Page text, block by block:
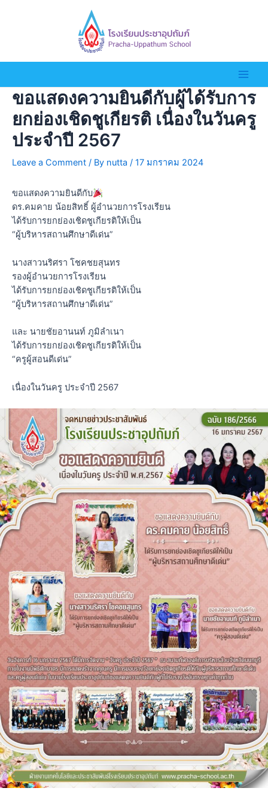
ขอแสดงความยินดีกับผู้ได้รับการ
ยกย่องเชิดชูเกียรติ เนื่องในวันครู
ประจำปี 2567
Leave a Comment / By nutta / 17 มกราคม 2024
ขอแสดงความยินดีกับ
ดร.คมคาย น้อยสิทธิ์ ผู้อำนวยการโรงเรียน
ได้รับการยกย่องเชิดชูเกียรติให้เป็น
“ผู้บริหารสถานศึกษาดีเด่น”
นางสาวนริศรา โชคชยสุนทร
รองผู้อำนวยการโรงเรียน
ได้รับการยกย่องเชิดชูเกียรติให้เป็น
“ผู้บริหารสถานศึกษาดีเด่น”
และ นายชัยอานนท์ ภูมิลำเนา
ได้รับการยกย่องเชิดชูเกียรติให้เป็น
“ครูผู้สอนดีเด่น”
เนื่องในวันครู ประจำปี 2567